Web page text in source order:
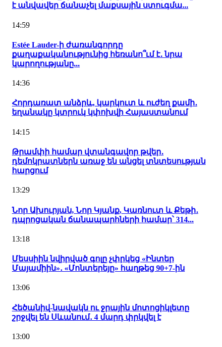
է անվավեր ճանաչել մաքսային ստուգմա...
14:59
Estée Lauder-ի ժառանգորդը
քաղաքականությունից հեռանո՞ւմ է․ նրա
կարողությանը...
14:36
Հորդառատ անձրև, կարկուտ և ուժեղ քամի․
եղանակը կտրուկ կփոխվի Հայաստանում
14:15
Թրամփի համար վտանգավոր թվեր․
դեմոկրատներն առաջ են անցել տնտեսության
հարցում
13:29
Նոր Ախուրյան, Նոր Կյանք, Կառնուտ և Քեթի․
դպրոցական ճանապարհների համար՝ 314...
13:18
Մեսսիին նվիրված գոլը չփրկեց «Ինտեր
Մայամիին»․ «Մոնտերեյը» հաղթեց 90+7-ին
13:06
Հեծանիվ-նավակն ու ջրային մոտոցիկլետը
շրջվել են Սևանում․ 4 մարդ փրկվել է
13:00